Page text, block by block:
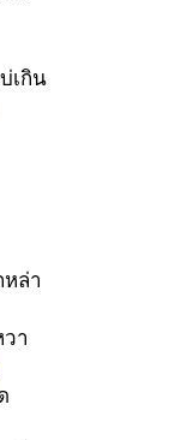
เกิน
ล่า
า